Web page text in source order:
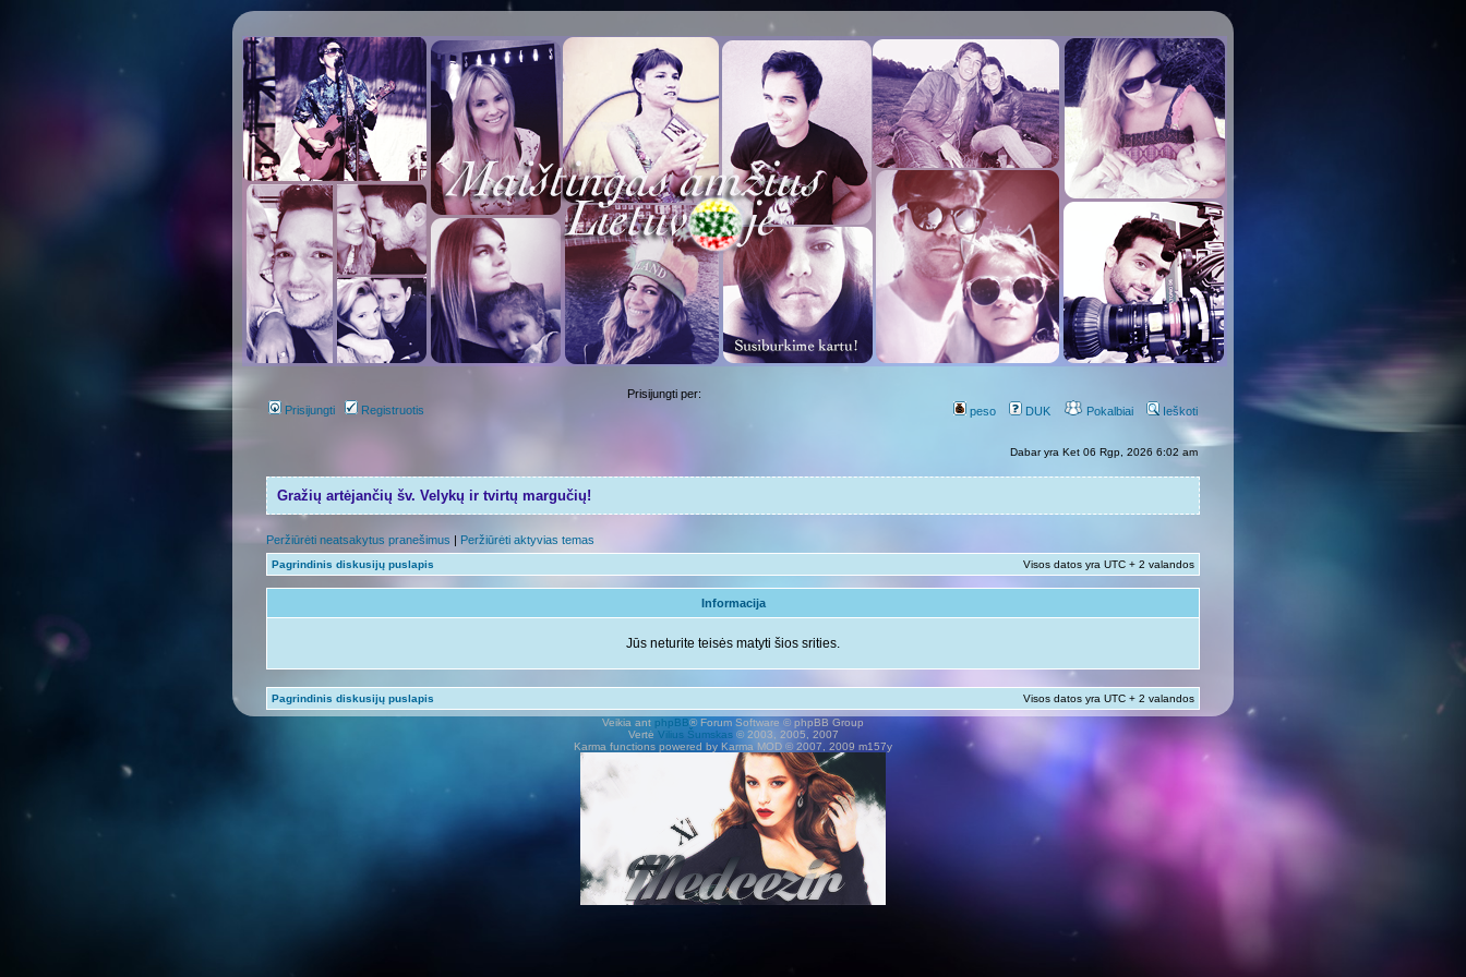
Prisijungti Registruotis
Prisijungti per:
peso
DUK Pokalbiai Ieškoti
Dabar yra Ket 06 Rgp, 2026 6:02 am
Gražių artėjančių šv. Velykų ir tvirtų margučių!
Peržiūrėti neatsakytus pranešimus | Peržiūrėti aktyvias temas
Pagrindinis diskusijų puslapis Visos datos yra UTC + 2 valandos
Informacija
Jūs neturite teisės matyti šios srities.
Pagrindinis diskusijų puslapis
Visos datos yra UTC + 2 valandos
Veikia ant phpBB® Forum Software © phpBB Group
Vertė Vilius Šumskas© 2003, 2005, 2007
Karma functions powered by Karma MOD © 2007, 2009 m157y